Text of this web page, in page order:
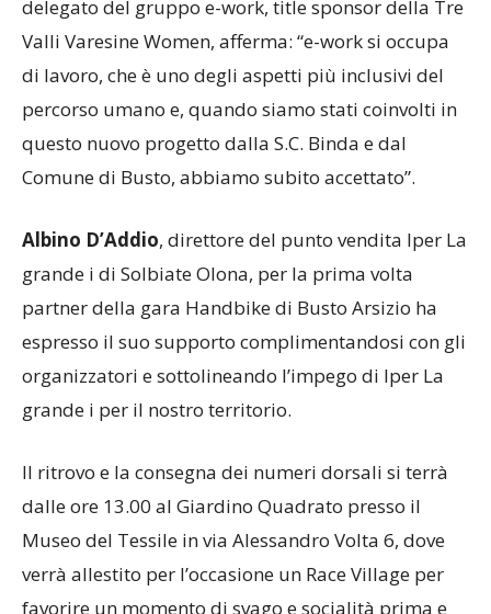
Paolo Ferrario, Presidente e Amministratore
delegato del gruppo e-work, title sponsor della Tre
Valli Varesine Women, afferma: “e-work si occupa
di lavoro, che è uno degli aspetti più inclusivi del
percorso umano e, quando siamo stati coinvolti in
questo nuovo progetto dalla S.C. Binda e dal
Albino D’Addio, direttore del punto vendita Iper La
grande i di Solbiate Olona, per la prima volta
partner della gara Handbike di Busto Arsizio ha
espresso il suo supporto complimentandosi con gli
organizzatori e sottolineando l’impego di Iper La
Il ritrovo e la consegna dei numeri dorsali si terrà
dalle ore 13.00 al Giardino Quadrato presso il
Museo del Tessile in via Alessandro Volta 6, dove